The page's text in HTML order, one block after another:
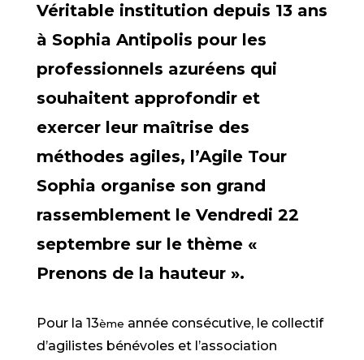
Véritable institution depuis 13 ans
à Sophia Antipolis pour les
professionnels azuréens qui
souhaitent approfondir et
exercer leur maîtrise des
méthodes agiles, l’Agile Tour
Sophia organise son grand
rassemblement le Vendredi 22
septembre sur le thème «
Prenons de la hauteur ».
Pour la 13ème année consécutive, le collectif
d’agilistes bénévoles et l’association